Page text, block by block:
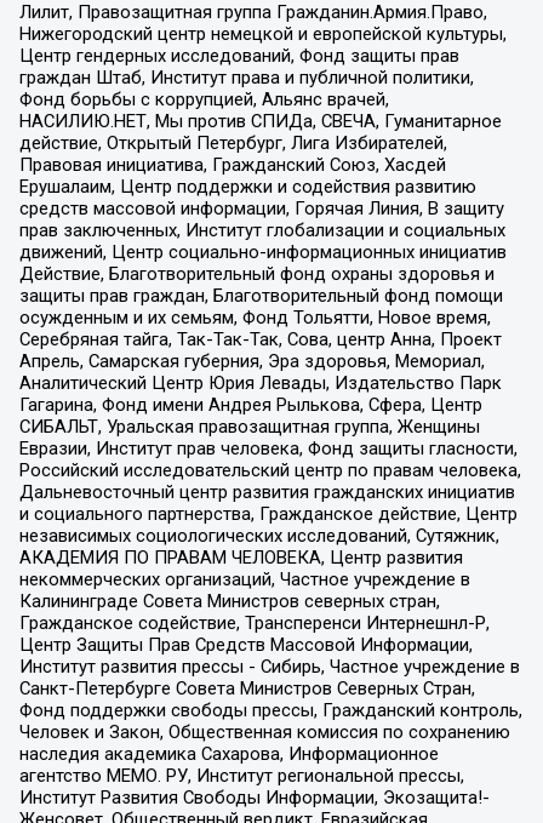
Лилит, Правозащитная группа Гражданин.Армия.Право,
Нижегородский центр немецкой и европейской культуры,
Центр гендерных исследований, Фонд защиты прав
граждан Штаб, Институт права и публичной политики,
Фонд борьбы с коррупцией, Альянс врачей,
НАСИЛИЮ.НЕТ, Мы против СПИДа, СВЕЧА, Гуманитарное
действие, Открытый Петербург, Лига Избирателей,
Правовая инициатива, Гражданский Союз, Хасдей
Ерушалаим, Центр поддержки и содействия развитию
средств массовой информации, Горячая Линия, В защиту
прав заключенных, Институт глобализации и социальных
движений, Центр социально-информационных инициатив
Действие, Благотворительный фонд охраны здоровья и
защиты прав граждан, Благотворительный фонд помощи
осужденным и их семьям, Фонд Тольятти, Новое время,
Серебряная тайга, Так-Так-Так, Сова, центр Анна, Проект
Апрель, Самарская губерния, Эра здоровья, Мемориал,
Аналитический Центр Юрия Левады, Издательство Парк
Гагарина, Фонд имени Андрея Рылькова, Сфера, Центр
СИБАЛЬТ, Уральская правозащитная группа, Женщины
Евразии, Институт прав человека, Фонд защиты гласности,
Российский исследовательский центр по правам человека,
Дальневосточный центр развития гражданских инициатив
и социального партнерства, Гражданское действие, Центр
независимых социологических исследований, Сутяжник,
АКАДЕМИЯ ПО ПРАВАМ ЧЕЛОВЕКА, Центр развития
некоммерческих организаций, Частное учреждение в
Калининграде Совета Министров северных стран,
Гражданское содействие, Трансперенси Интернешнл-Р,
Центр Защиты Прав Средств Массовой Информации,
Институт развития прессы - Сибирь, Частное учреждение в
Санкт-Петербурге Совета Министров Северных Стран,
Фонд поддержки свободы прессы, Гражданский контроль,
Человек и Закон, Общественная комиссия по сохранению
наследия академика Сахарова, Информационное
агентство МЕМО. РУ, Институт региональной прессы,
Институт Развития Свободы Информации, Экозащита!-